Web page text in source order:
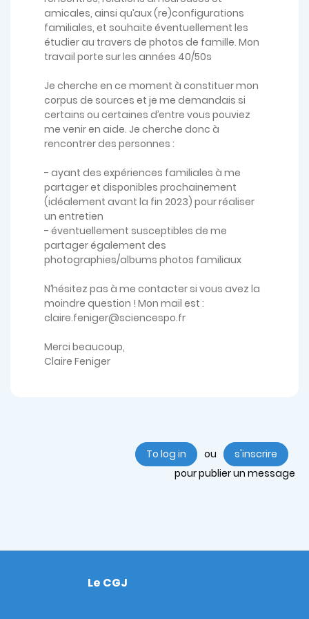
amicales, ainsi qu’aux (re)configurations
familiales, et souhaite éventuellement les
étudier au travers de photos de famille. Mon
travail porte sur les années 40/50s
Je cherche en ce moment à constituer mon
corpus de sources et je me demandais si
certains ou certaines d’entre vous pouviez
me venir en aide. Je cherche donc à
rencontrer des personnes :
- ayant des expériences familiales à me
partager et disponibles prochainement
(idéalement avant la fin 2023) pour réaliser
un entretien
- éventuellement susceptibles de me
partager également des
photographies/albums photos familiaux
N’hésitez pas à me contacter si vous avez la
moindre question ! Mon mail est :
claire.feniger@sciencespo.fr
Merci beaucoup,
Claire Feniger
To log in ou
s'inscrire
pour publier un message
Footer
Le CGJ